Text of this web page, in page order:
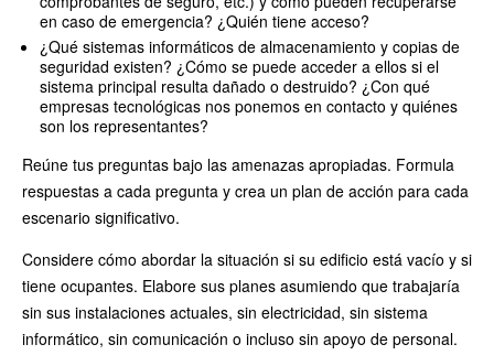
en caso de emergencia? ¿Quién tiene acceso?
¿Qué sistemas informáticos de almacenamiento y copias de
seguridad existen? ¿Cómo se puede acceder a ellos si el
sistema principal resulta dañado o destruido? ¿Con qué
empresas tecnológicas nos ponemos en contacto y quiénes
son los representantes?
Reúne tus preguntas bajo las amenazas apropiadas. Formula
respuestas a cada pregunta y crea un plan de acción para cada
escenario significativo.
Considere cómo abordar la situación si su edificio está vacío y si
tiene ocupantes. Elabore sus planes asumiendo que trabajaría
sin sus instalaciones actuales, sin electricidad, sin sistema
informático, sin comunicación o incluso sin apoyo de personal.